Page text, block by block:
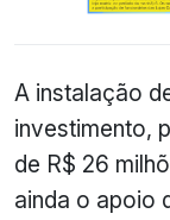
A instalação
investimento,
de R$ 26
ainda o apoio